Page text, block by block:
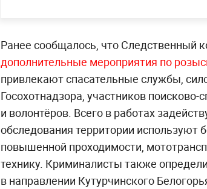
Ранее сообщалось, что Следственный
дополнительные мероприятия по
привлекают спасательные службы,
Госохотнадзора, участников поисково-
и волонтёров. Всего в работах
обследования территории используют
повышенной проходимости,
технику. Криминалисты также
в направлении Кутурчинского